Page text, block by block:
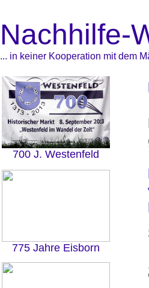
Nachhilfe-
... in keiner Kooperation mit dem
700 J. Westenfeld
775 Jahre Eisborn